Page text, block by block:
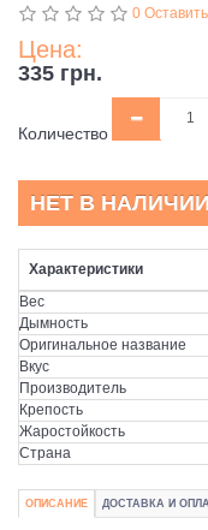
0
Цена:
335 грн.
Количество
НЕТ В НАЛИЧИИ
Характеристики
Вес
Дымность
Оригинальное название
Вкус
Производитель
Крепость
Жаростойкость
Страна
ОПИСАНИЕ ДОСТАВКА И